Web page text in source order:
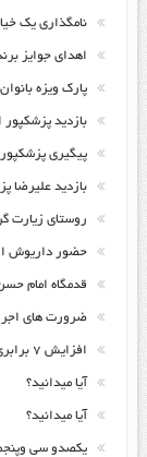
نامگذاری یک
اهدای جوایز
پارک ویزه
بازدید پزشکپور
پیگیری
بازدید علیرضا
روستای زیارت
حضور داریوش
قدمگاه امام
ضرورت های
افزایش ۷ برابری مساعدت به هیات های ورزشی
آیا میدانید؟
آیا میدانید؟
یکصدو سی